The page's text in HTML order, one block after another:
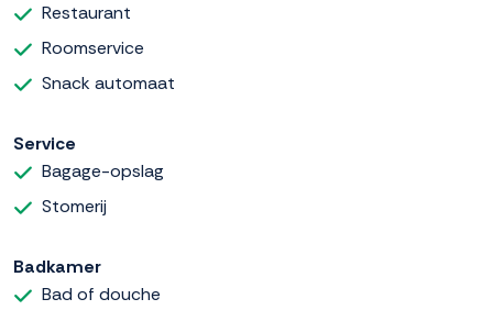
Restaurant
Roomservice
Snack automaat
Service
Bagage-opslag
Stomerij
Badkamer
Bad of douche